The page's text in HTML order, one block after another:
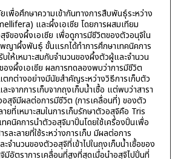
เพื่อศึกษาความเข้ากันทางการสืบพันธุ์ระหว่าง
และผึ้งเอเชีย โดยการผสมเทียม
ของผึ้งเอเชีย เพื่อดูการมีชีวิตของตัวอนุจิใน
ญาผึ้งพันธุ์ ขั้นแรกได้ทำการศึกษาเทคนิคการ
ให้เหมาะสมกับจำนวนของผึ้งตัวผู้และจำนวน
งผึ้งเอเชีย ผลการทดลองพบว่าการมีชีวิต
กต่างอย่างมีนัยสำคัญระหว่างวิธีการเก็บตัว
ะจากการเก็บจากถุงเก็บน้ำเชื้อ แต่พบว่าสารา
อสุจิมีผลต่อการมีชีวิต (การเคลื่อนที่) ของตัว
ยที่เหมาะสมในการเก็บรักษาตัวอสุจิคือ Tris
นิคการนำตัวอสุจิมาปั่นโดยใช้เครื่องปั่นเพื่อ
ละลายที่ใช้ระหว่างการเก็บ มีผลต่อการ
จำนวนของตัวอสุจิที่เข้าไปในถุงเก็บน้ำเชื้อของ
อัตราการเคลื่อนที่สูงที่สุดเมื่อนำอสุจิไปปั่นที่